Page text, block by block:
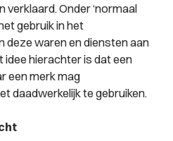
Onder ‘normaal
gebruik in het
deze waren en diensten aan
idee hierachter is dat een
een merk mag
daadwerkelijk te gebruiken.